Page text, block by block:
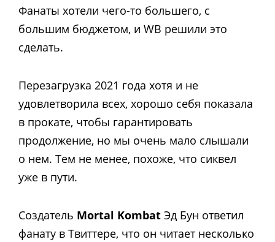
Фанаты хотели чего-то большего, с
большим бюджетом, и WB решили это
сделать.
Перезагрузка 2021 года хотя и не
удовлетворила всех, хорошо себя показала
в прокате, чтобы гарантировать
продолжение, но мы очень мало слышали
о нем. Тем не менее, похоже, что сиквел
уже в пути.
Создатель Mortal Kombat Эд Бун ответил
фанату в Твиттере, что он читает несколько